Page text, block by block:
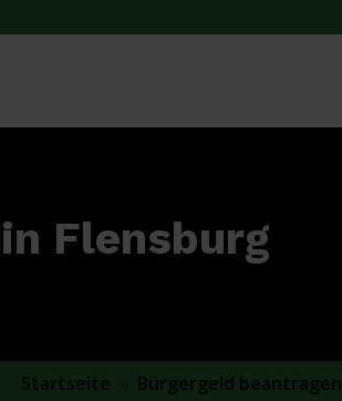
Flensburg
Startseite Bürgergeld beantragen